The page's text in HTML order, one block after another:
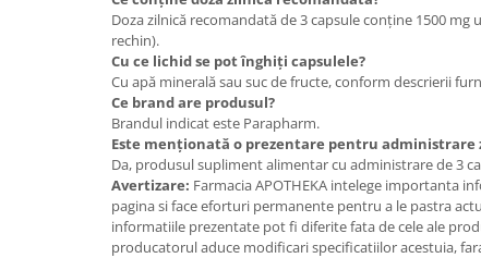
Doza zilnică recomandată de 3 capsule conține 1500 mg
rechin).
Cu ce lichid se pot înghiți capsulele?
Cu apă minerală sau suc de fructe, conform descrierii
Ce brand are produsul?
Brandul indicat este Parapharm.
Este menționată o prezentare pentru administrare
Da, produsul supliment alimentar cu administrare de 3
Avertizare: Farmacia APOTHEKA intelege importanta
pagina si face eforturi permanente pentru a le pastra
informatiile prezentate pot fi diferite fata de cele ale
producatorul aduce modificari specificatiilor acestuia,